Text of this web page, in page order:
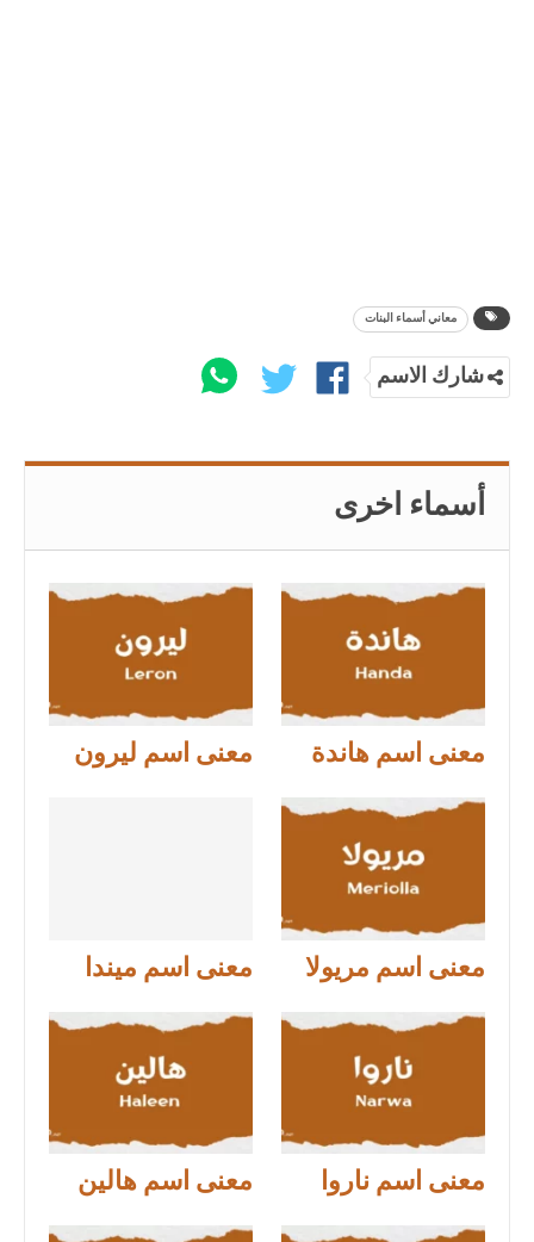
معاني أسماء البنات
شارك الاسم
أسماء اخرى
معنى اسم هاندة معنى اسم ليرون
معنى اسم مريولا معنى اسم ميندا
معنى اسم ناروا معنى اسم هالين